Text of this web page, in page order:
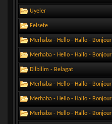
Uyeler
Felsefe
Merhaba - Hello - Hallo - Bonjour
Merhaba - Hello - Hallo - Bonjour
Dilbilim - Belagat
Merhaba - Hello - Hallo - Bonjour
Merhaba - Hello - Hallo - Bonjour
Merhaba - Hello - Hallo - Bonjour